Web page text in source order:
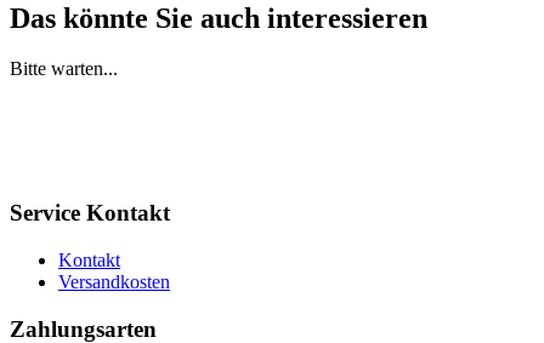
Das könnte Sie auch interessieren
Bitte warten...
Service Kontakt
Kontakt
Versandkosten
Zahlungsarten